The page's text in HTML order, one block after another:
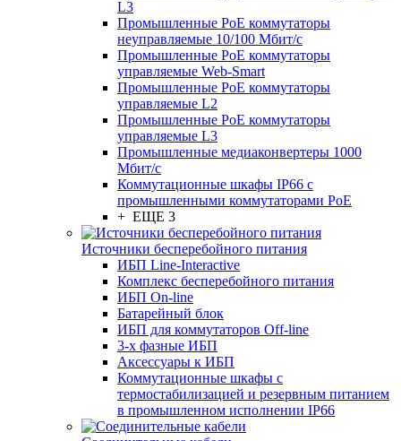
L3
Промышленные PoE коммутаторы
неуправляемые 10/100 Мбит/с
Промышленные PoE коммутаторы
управляемые Web-Smart
Промышленные PoE коммутаторы
управляемые L2
Промышленные PoE коммутаторы
управляемые L3
Промышленные медиаконвертеры 1000
Мбит/с
Коммутационные шкафы IP66 c
промышленными коммутаторами PoE
+ ЕЩЕ 3
Источники бесперебойного питания
ИБП Line-Interactive
Комплекс бесперебойного питания
ИБП On-line
Батарейный блок
ИБП для коммутаторов Off-line
3-х фазные ИБП
Аксессуары к ИБП
Коммутационные шкафы с
термостабилизацией и резервным питанием
в промышленном исполнении IP66